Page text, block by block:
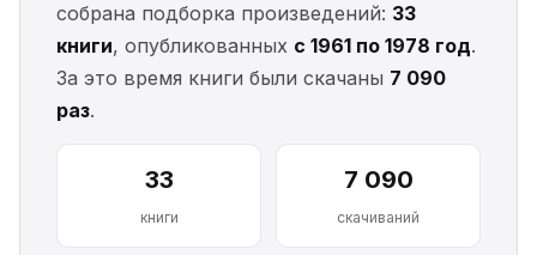
собрана подборка произведений: 33
книги, опубликованных с 1961 по 1978 год.
За это время книги были скачаны 7 090
раз.
33
книги
7 090
скачиваний